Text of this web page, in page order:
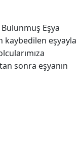
Eşya
kaybedilen eşyayla
sonra eşyanın